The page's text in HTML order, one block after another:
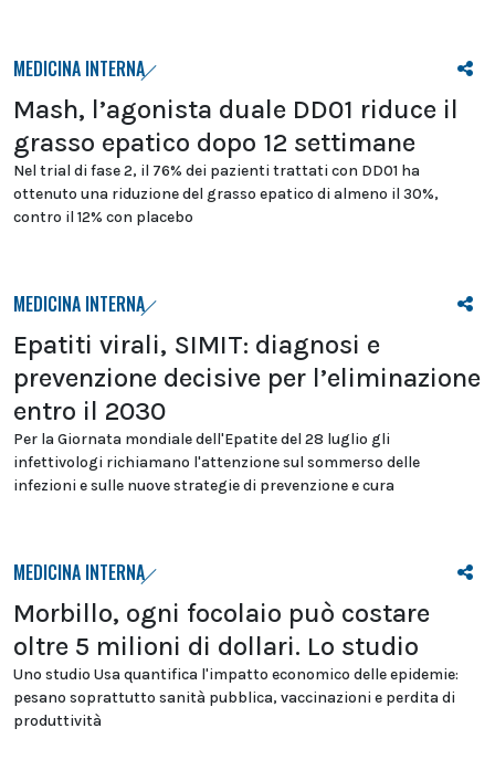
MEDICINA INTERNA
Mash, l’agonista duale DD01 riduce il
grasso epatico dopo 12 settimane
Nel trial di fase 2, il 76% dei pazienti trattati con DD01 ha
ottenuto una riduzione del grasso epatico di almeno il 30%,
contro il 12% con placebo
MEDICINA INTERNA
Epatiti virali, SIMIT: diagnosi e
prevenzione decisive per l’eliminazione
entro il 2030
Per la Giornata mondiale dell'Epatite del 28 luglio gli
infettivologi richiamano l'attenzione sul sommerso delle
infezioni e sulle nuove strategie di prevenzione e cura
MEDICINA INTERNA
Morbillo, ogni focolaio può costare
oltre 5 milioni di dollari. Lo studio
Uno studio Usa quantifica l'impatto economico delle epidemie:
pesano soprattutto sanità pubblica, vaccinazioni e perdita di
produttività